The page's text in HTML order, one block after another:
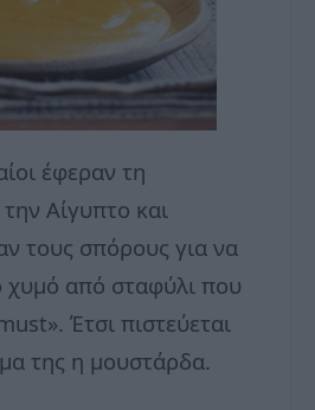
έφεραν τη
Αίγυπτο και
τους σπόρους για να
χυμό από σταφύλι που
Έτσι πιστεύεται
της η μουστάρδα.